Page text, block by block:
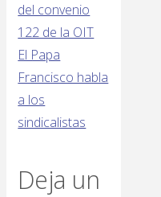
del convenio
122 de la OIT
El Papa
Francisco habla
a los
sindicalistas
Deja un